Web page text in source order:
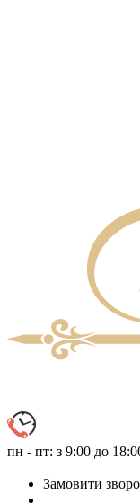
пн - пт: з 9:00 до
Замовити